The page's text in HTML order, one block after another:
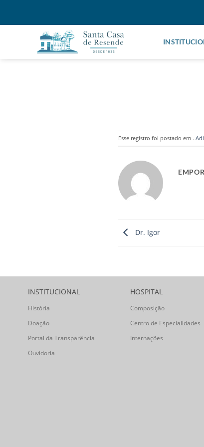
content
Esse registro foi postado em .
Dr. Igor
INSTITUCIONAL
História
Doação
Portal da Transparência
Ouvidoria
HOSPITAL
Composição
Centro de Especialidades
Internações